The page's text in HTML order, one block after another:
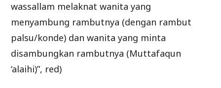
wassallam melaknat wanita yang
menyambung rambutnya (dengan rambut
palsu/konde) dan wanita yang minta
disambungkan rambutnya (Muttafaqun
‘alaihi)”, red)